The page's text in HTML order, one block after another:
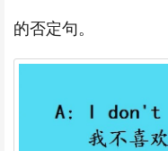
的否定句。